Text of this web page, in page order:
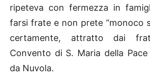
ripeteva con fermezza in
farsi frate e non prete “monoco
certamente, attratto dai
Convento di S. Maria della
da Nuvola.